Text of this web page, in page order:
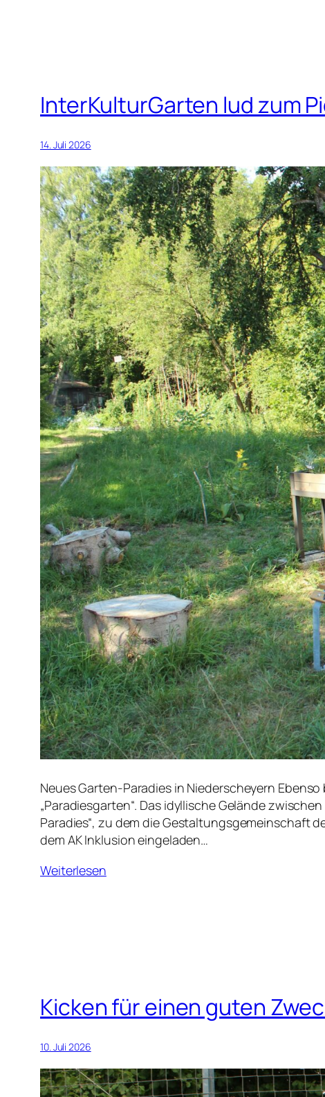
InterKulturGarten lud zum
14. Juli 2026
Neues Garten-Paradies in Niederscheyern
„Paradiesgarten“. Das idyllische Gelände
Paradies“, zu dem die Gestaltungsgemeinschaft
dem AK Inklusion eingeladen…
Weiterlesen
Kicken für einen guten
10. Juli 2026